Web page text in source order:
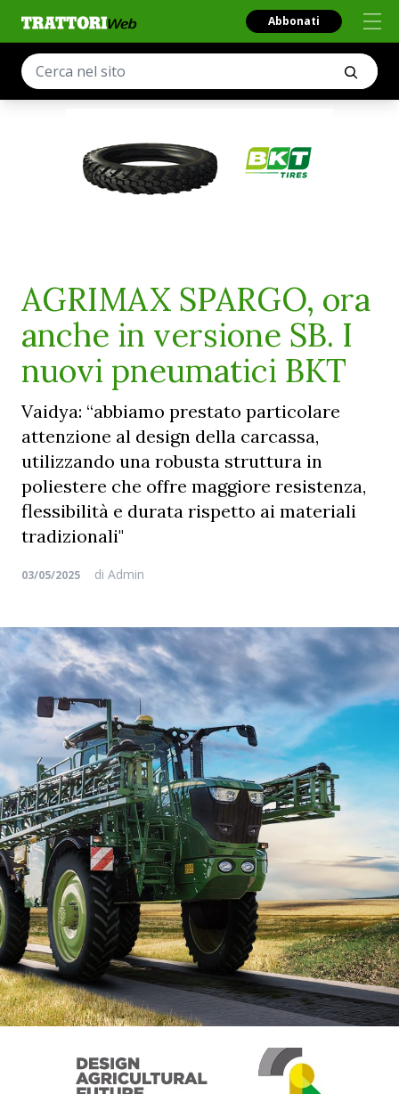
Abbonati
AGRIMAX SPARGO, ora
anche in versione SB. I
nuovi pneumatici BKT
Vaidya: “abbiamo prestato particolare
attenzione al design della carcassa,
utilizzando una robusta struttura in
poliestere che offre maggiore resistenza,
flessibilità e durata rispetto ai materiali
tradizionali"
03/05/2025 di Admin